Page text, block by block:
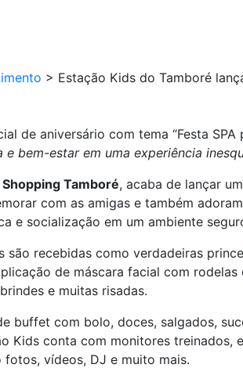
> Estação Kids do Tamboré
de aniversário com tema “Festa SPA
bem-estar em uma experiência
Shopping Tamboré, acaba de lançar
com as amigas e também
e socialização em um ambiente
são recebidas como verdadeiras
de máscara facial com
e muitas risadas.
buffet com bolo, doces, salgados,
Kids conta com monitores treinados,
vídeos, DJ e muito mais.